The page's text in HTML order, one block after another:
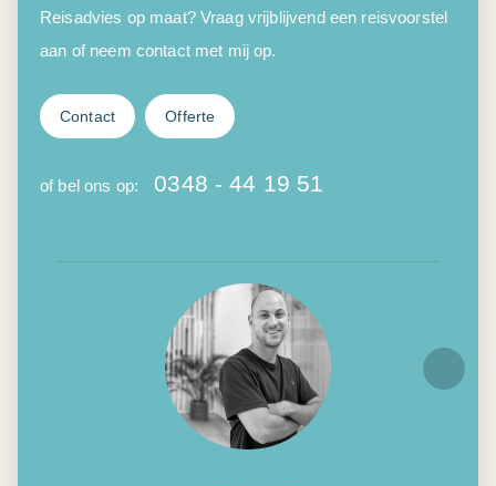
Reisadvies op maat? Vraag vrijblijvend een reisvoorstel
aan of neem contact met mij op.
Contact Offerte
of bel ons op: 0348 - 44 19 51